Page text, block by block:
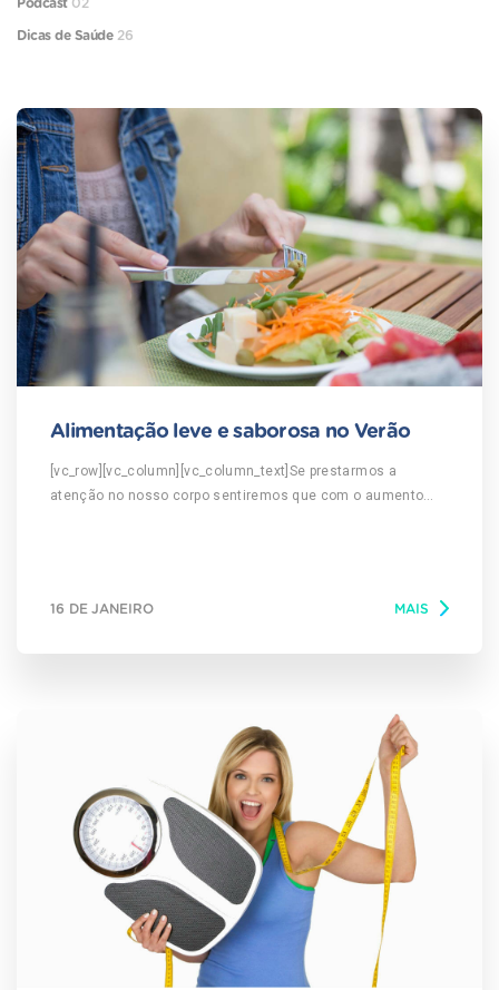
Alimentação leve e saborosa no Verão
[vc_row][vc_column][vc_column_text]Se prestarmos a
atenção no nosso corpo sentiremos que com o aumento
consumidos crus. Também é importante optar por molhos
podendo ser um filé de frango ou peixe, ou ainda uma carne
vermelha magra, sempre grelhados, que é mais saudável.
Uma fatia de torrada integral, ou um mix de castanhas,
também são bem-vindos para enriquecer o prato. Outras
dicas de alimentação leve são: Hidrata-se. Consuma ao
menos 2,5 litros de água diariamente, em porções
distribuídas por todo o período. Também invista em sucos
naturais, água de coco e chás gelados, evitando adoçar
artificialmente; Dê preferência aos alimentos crus,
grelhados, assados ou cozidos; Evite alimentos fritos,
empanados, com molhos artificiais ou gordurosos; Para a
sobremesa opte por picolé de frutas, que são mais
16 DE JANEIRO MAIS
Podcast 02
Dicas de Saúde 26